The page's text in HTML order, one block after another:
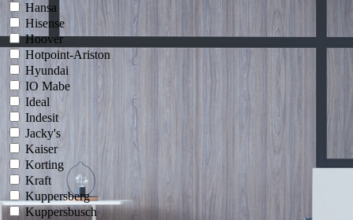
Hansa
Hisense
Hoover
Hotpoint-Ariston
Hyundai
IO Mabe
Ideal
Indesit
Jacky's
Kaiser
Korting
Kraft
Kuppersberg
Kuppersbusch